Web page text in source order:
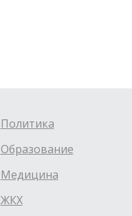
Политика
Образование
Медицина
ЖКХ